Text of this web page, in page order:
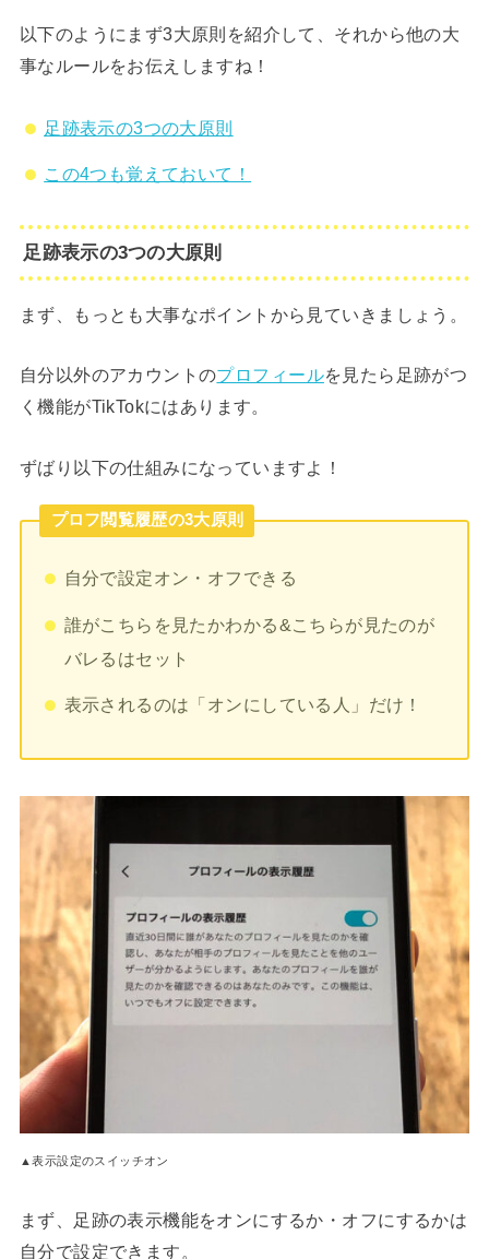
以下のようにまず3大原則を紹介して、それから他の大
事なルールをお伝えしますね！
足跡表示の3つの大原則
この4つも覚えておいて！
足跡表示の3つの大原則
まず、もっとも大事なポイントから見ていきましょう。
自分以外のアカウントのプロフィールを見たら足跡がつ
く機能がTikTokにはあります。
ずばり以下の仕組みになっていますよ！
プロフ閲覧履歴の3大原則
自分で設定オン・オフできる
誰がこちらを見たかわかる&こちらが見たのが
バレるはセット
表示されるのは「オンにしている人」だけ！
▲表示設定のスイッチオン
まず、足跡の表示機能をオンにするか・オフにするかは
自分で設定できます。